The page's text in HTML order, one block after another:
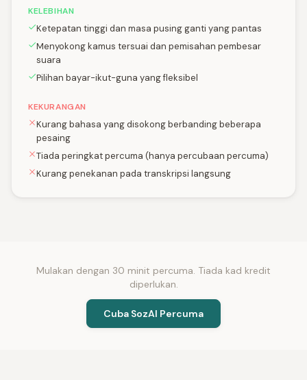
KELEBIHAN
Ketepatan tinggi dan masa pusing ganti yang pantas
Menyokong kamus tersuai dan pemisahan pembesar
suara
Pilihan bayar-ikut-guna yang fleksibel
KEKURANGAN
Kurang bahasa yang disokong berbanding beberapa
pesaing
Tiada peringkat percuma (hanya percubaan percuma)
Kurang penekanan pada transkripsi langsung
Mulakan dengan 30 minit percuma. Tiada kad kredit
diperlukan.
Cuba SozAI Percuma